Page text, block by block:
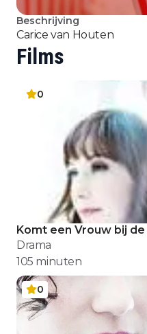
Beschrijving
Carice van Houten
Films
0
Komt een Vrouw bij
Drama
105 minuten
0